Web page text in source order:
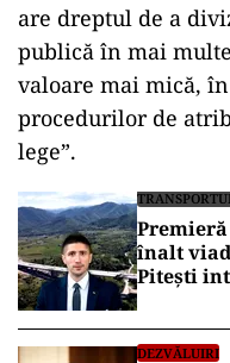
are dreptul de a
publică în mai
valoare mai mică,
procedurilor de
lege”.
înalt
Pitești
anunță
(VIDEO)
DEZVĂLUIRI